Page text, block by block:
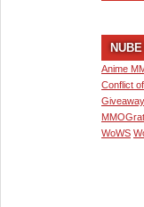
Anime
Conflict
Giveaway
WoWS